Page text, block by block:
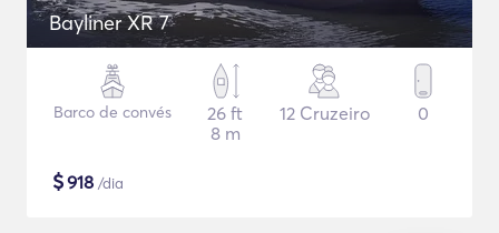
Bayliner XR 7
Barco de convés
26 ft
8 m
12 Cruzeiro 0
$918 /dia